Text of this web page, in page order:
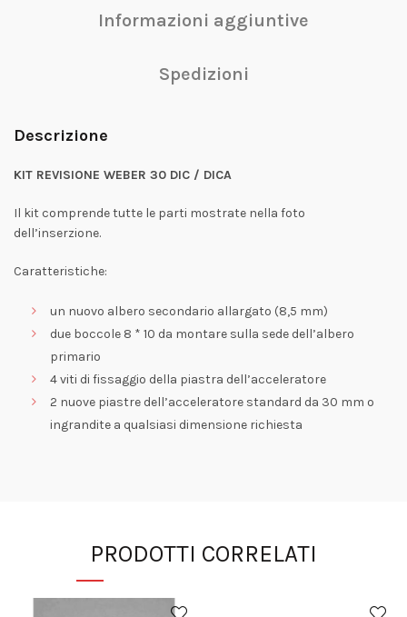
Informazioni aggiuntive
Spedizioni
Descrizione
KIT REVISIONE WEBER 30 DIC / DICA
Il kit comprende tutte le parti mostrate nella foto
dell’inserzione.
Caratteristiche:
un nuovo albero secondario allargato (8,5 mm)
due boccole 8 * 10 da montare sulla sede dell’albero
primario
4 viti di fissaggio della piastra dell’acceleratore
2 nuove piastre dell’acceleratore standard da 30 mm o
ingrandite a qualsiasi dimensione richiesta
PRODOTTI CORRELATI